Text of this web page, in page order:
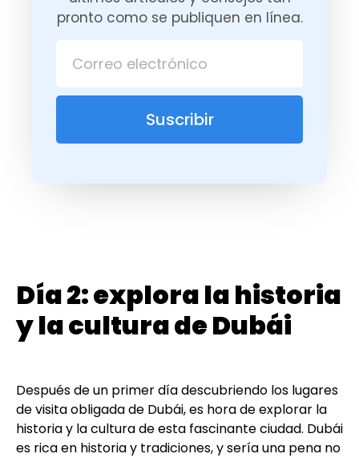
pronto como se publiquen en línea.
Suscribir
Día 2: explora la historia
y la cultura de Dubái
Después de un primer día descubriendo los lugares
de visita obligada de Dubái, es hora de explorar la
historia y la cultura de esta fascinante ciudad. Dubái
es rica en historia y tradiciones, y sería una pena no